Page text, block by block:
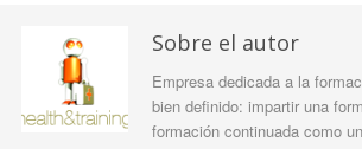
Sobre el autor
Empresa dedicada a la
bien definido: impartir una
formación continuada como